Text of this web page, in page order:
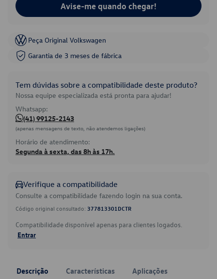
Avise-me quando chegar!
Peça Original Volkswagen
Garantia de 3 meses de fábrica
Tem dúvidas sobre a compatibilidade deste produto?
Nossa equipe especializada está pronta para ajudar!
Whatsapp:
(41) 99125-2143
(apenas mensagens de texto, não atendemos ligações)
Horário de atendimento:
Segunda à sexta, das 8h às 17h.
Verifique a compatibilidade
Consulte a compatibilidade fazendo login na sua conta.
Código original consultado: 377813301DCTR
Compatibilidade disponível apenas para clientes logados.
Entrar
Descrição Características Aplicações